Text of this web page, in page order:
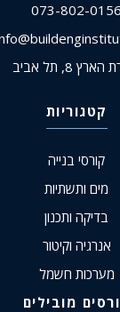
073-802-0156
8, תל אביב
קטגוריות
קורסי בנייה
מים ותשתיות
בדיקה ותכנון
אנרגיה וקיטור
מערכות חשמל
מובילים